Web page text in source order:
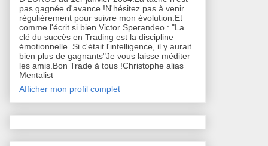
pas gagnée d'avance !N'hésitez pas à venir
régulièrement pour suivre mon évolution.Et
comme l'écrit si bien Victor Sperandeo : "La
clé du succès en Trading est la discipline
émotionnelle. Si c'était l'intelligence, il y aurait
bien plus de gagnants"Je vous laisse méditer
les amis.Bon Trade à tous !Christophe alias
Mentalist
Afficher mon profil complet